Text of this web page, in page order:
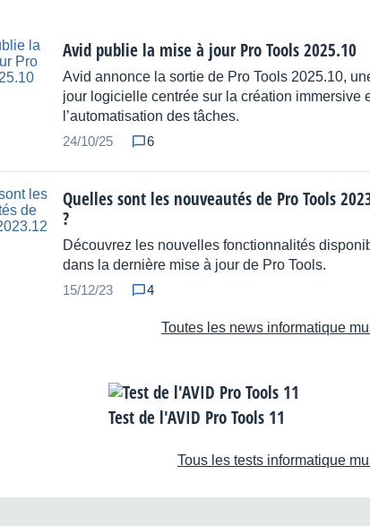
Avid publie la mise à jour Pro Tools 2025.10
Avid annonce la sortie de Pro Tools 2025.10,
jour logicielle centrée sur la création immersive
l’automatisation des tâches.
24/10/25
6
Quelles sont les nouveautés de Pro Tools
?
Découvrez les nouvelles fonctionnalités
dans la dernière mise à jour de Pro Tools.
15/12/23
4
Toutes les news informatique
Test de l'AVID Pro Tools 11
Tous les tests informatique